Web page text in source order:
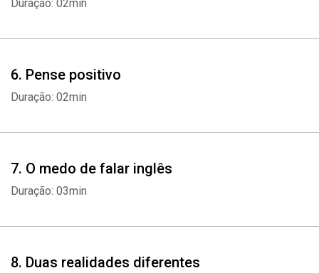
Duração: 02min
6. Pense positivo
Duração: 02min
7. O medo de falar inglês
Duração: 03min
8. Duas realidades diferentes